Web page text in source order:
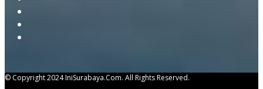
© Copyright 2024 IniSurabaya.com. All Rights Reserved.